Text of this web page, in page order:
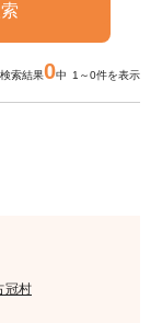
検索結果0中 1～0件を表示
冠村